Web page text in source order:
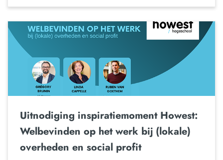
Uitnodiging inspiratiemoment Howest:
Welbevinden op het werk bij (lokale)
overheden en social profit